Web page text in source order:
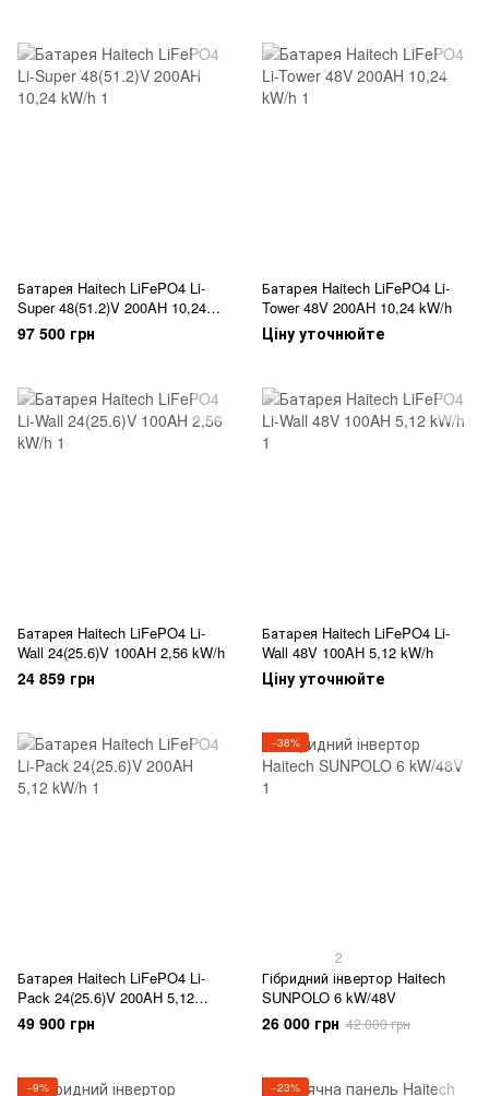
Батарея Haitech LiFePO4 Li-
Super 48(51.2)V 200AH 10,24
kW/h
97 500 грн
Батарея Haitech LiFePO4 Li-
Tower 48V 200AH 10,24 kW/h
Ціну уточнюйте
Батарея Haitech LiFePO4 Li-
Wall 24(25.6)V 100AH 2,56 kW/h
24 859 грн
Батарея Haitech LiFePO4 Li-
Wall 48V 100AH 5,12 kW/h
Ціну уточнюйте
Батарея Haitech LiFePO4 Li-
Pack 24(25.6)V 200AH 5,12
kW/h
49 900 грн
−38%
2
Гібридний інвертор Haitech
SUNPOLO 6 kW/48V
26 000 грн 42 000 грн
−9%
−23%